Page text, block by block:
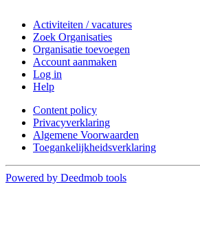
Activiteiten / vacatures
Zoek Organisaties
Organisatie toevoegen
Account aanmaken
Log in
Help
Content policy
Privacyverklaring
Algemene Voorwaarden
Toegankelijkheidsverklaring
Powered by Deedmob tools